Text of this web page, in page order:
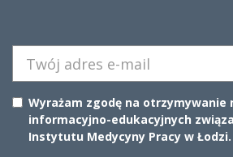
Wyrażam zgodę na otrzymywanie
informacyjno-edukacyjnych
Instytutu Medycyny Pracy w Łodzi.